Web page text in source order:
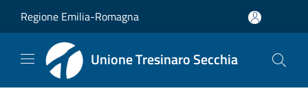
Regione Emilia-Romagna
Unione Tresinaro Secchia